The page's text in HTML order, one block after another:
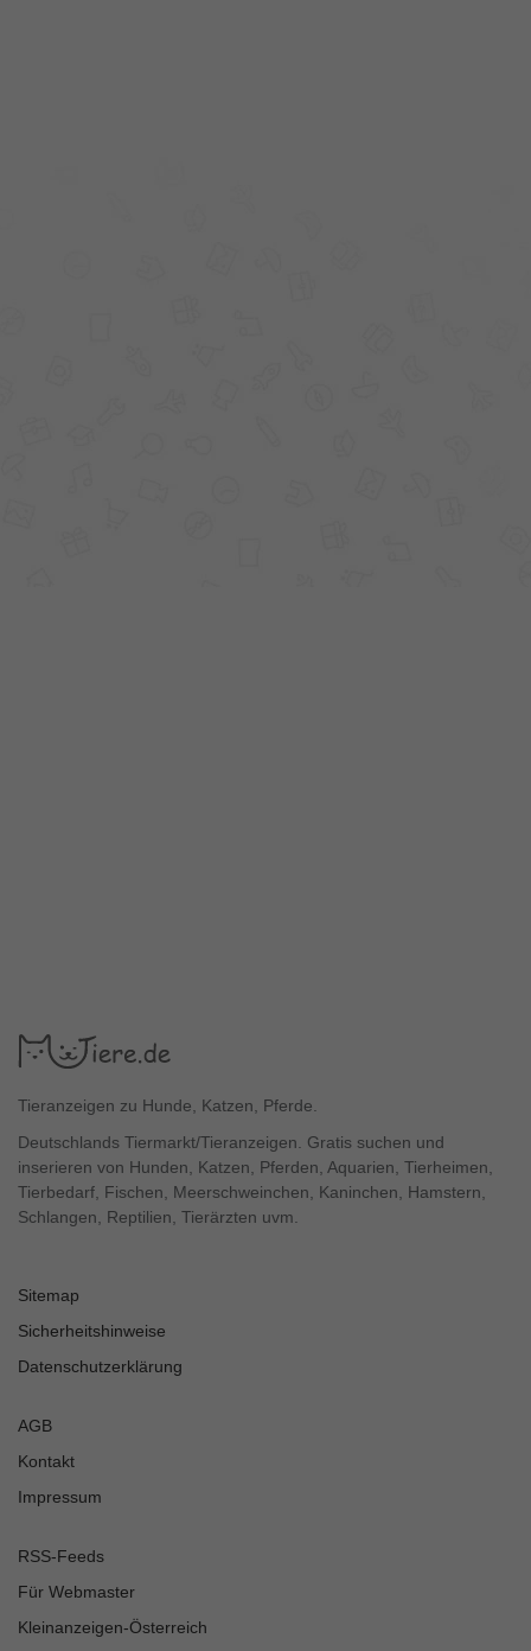
Tieranzeigen zu Hunde, Katzen, Pferde.
Deutschlands Tiermarkt/Tieranzeigen. Gratis suchen und
inserieren von Hunden, Katzen, Pferden, Aquarien, Tierheimen,
Tierbedarf, Fischen, Meerschweinchen, Kaninchen, Hamstern,
Schlangen, Reptilien, Tierärzten uvm.
Sitemap
Sicherheitshinweise
Datenschutzerklärung
AGB
Kontakt
Impressum
RSS-Feeds
Für Webmaster
Kleinanzeigen-Österreich